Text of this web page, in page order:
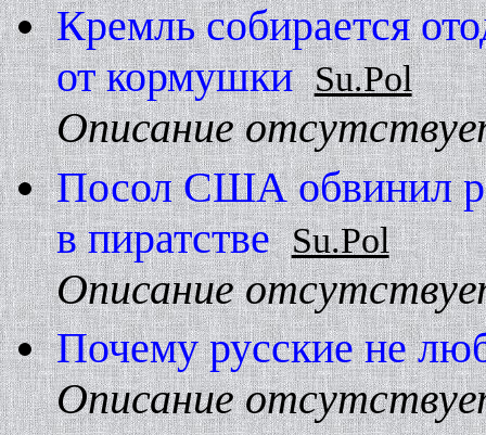
Кремль собирается
от кормушки Su.Pol
Описание
Посол США обвинил
в пиратстве Su.Pol
Описание
Почему русские не
Описание